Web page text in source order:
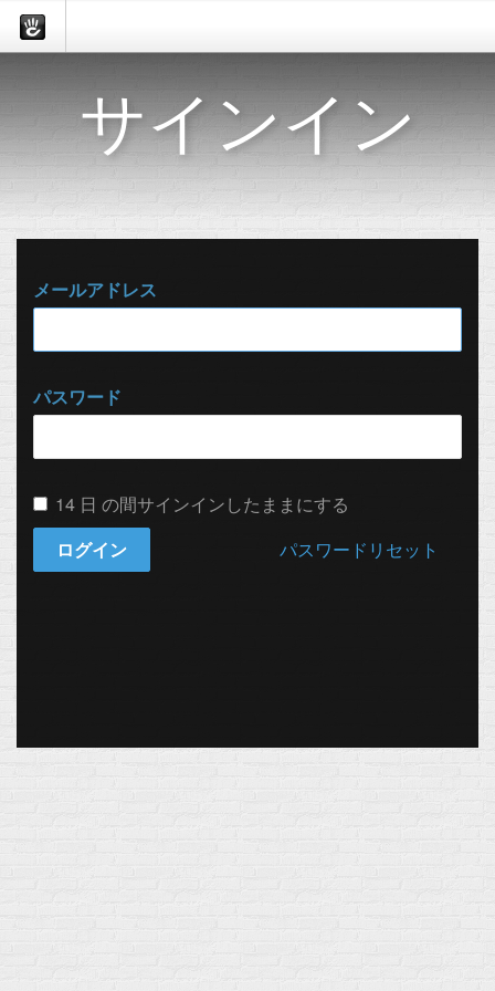
サインイン
メールアドレス
パスワード
14 日 の間サインインしたままにする
ログイン
パスワードリセット